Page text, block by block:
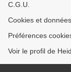
C.G.U.
Cookies et
Préférences
Voir le profil de